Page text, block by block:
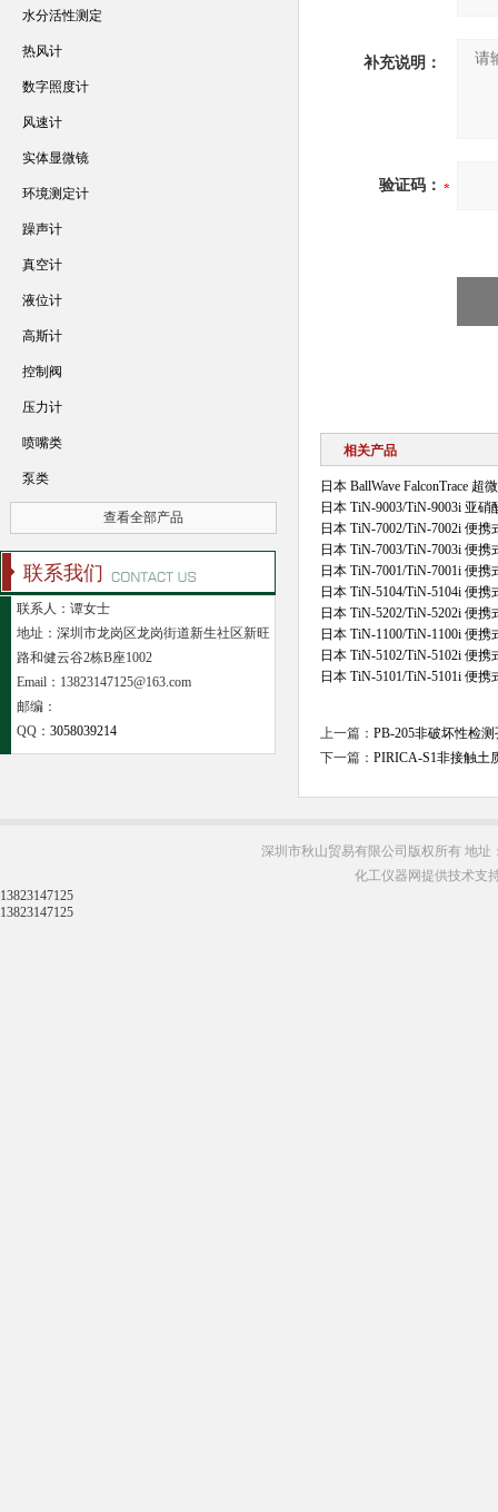
补充说明：
验证码：
相关产品
日本 BallWave FalconTrace 超
日本 TiN-9003/TiN-9003i 亚硝
日本 TiN-7002/TiN-7002i 便携
日本 TiN-7003/TiN-7003i 便携
日本 TiN-7001/TiN-7001i 便携
日本 TiN-5104/TiN-5104i 便携
日本 TiN-5202/TiN-5202i 便携
日本 TiN-1100/TiN-1100i 便携
日本 TiN-5102/TiN-5102i 便携
日本 TiN-5101/TiN-5101i 便携
上一篇： PB-205非破坏性检
下一篇： PIRICA-S1非接触土
水分活性测定
热风计
数字照度计
风速计
实体显微镜
环境测定计
躁声计
真空计
液位计
高斯计
控制阀
压力计
喷嘴类
泵类
查看全部产品
联系我们
联系人：谭女士
地址：深圳市龙岗区龙岗街道新生社区新旺
路和健云谷2栋B座1002
Email：13823147125@163.com
邮编：
QQ： 3058039214
深圳市秋山贸易有限公司版权所有 地址
化工仪器网提供技术支
13823147125
13823147125